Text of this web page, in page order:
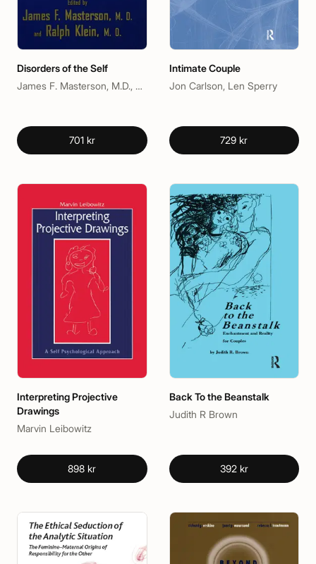
Disorders of the Self
James F. Masterson, M.D., Ralph Klein, M.D.
701 kr
Intimate Couple
Jon Carlson, Len Sperry
729 kr
Interpreting Projective
Drawings
Marvin Leibowitz
898 kr
Back To the Beanstalk
Judith R Brown
392 kr